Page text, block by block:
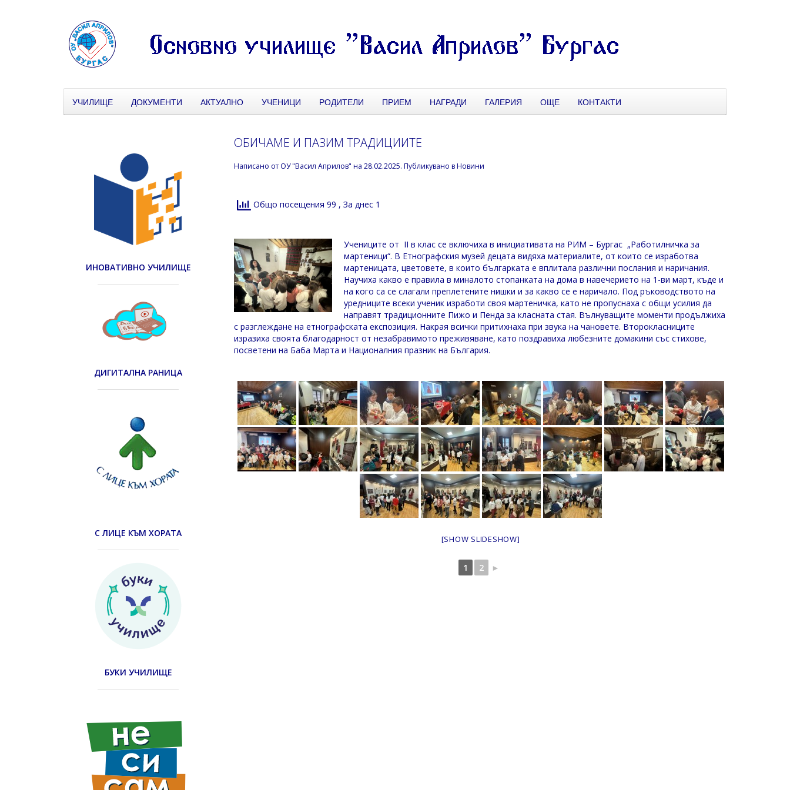
УЧИЛИЩЕ ДОКУМЕНТИ АКТУАЛНО УЧЕНИЦИ РОДИТЕЛИ ПРИЕМ НАГРАДИ ГАЛЕРИЯ ОЩЕ КОНТАКТИ
ОБИЧАМЕ И ПАЗИМ ТРАДИЦИИТЕ
Написано от ОУ "Васил Априлов" на28.02.2025. Публикувано вНовини
Общо посещения 99 , За днес 1
Учениците от II в клас се включиха в инициативата на РИМ – Бургас „Работилничка за
мартеници“. В Етнографския музей децата видяха материалите, от които се изработва
мартеницата, цветовете, в които българката е вплитала различни послания и наричания.
Научиха какво е правила в миналото стопанката на дома в навечерието на 1-ви март, къде и
на кого са се слагали преплетените нишки и за какво се е наричало. Под ръководството на
уредниците всеки ученик изработи своя мартеничка, като не пропуснаха с общи усилия да
направят традиционните Пижо и Пенда за класната стая. Вълнуващите моменти продължиха
с разглеждане на етнографската експозиция. Накрая всички притихнаха при звука на чановете. Второкласниците
изразиха своята благодарност от незабравимото преживяване, като поздравиха любезните домакини със стихове,
посветени на Баба Марта и Националния празник на България.
[SHOW SLIDESHOW]
1 2 ►
ИНОВАТИВНО УЧИЛИЩЕ
ДИГИТАЛНА РАНИЦА
С ЛИЦЕ КЪМ ХОРАТА
БУКИ УЧИЛИЩЕ